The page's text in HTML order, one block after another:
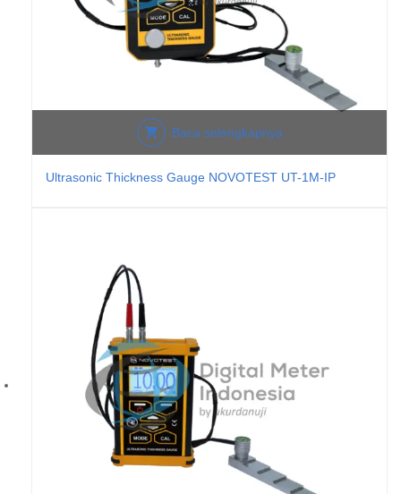
Baca selengkapnya
Ultrasonic Thickness Gauge NOVOTEST UT-1M-IP